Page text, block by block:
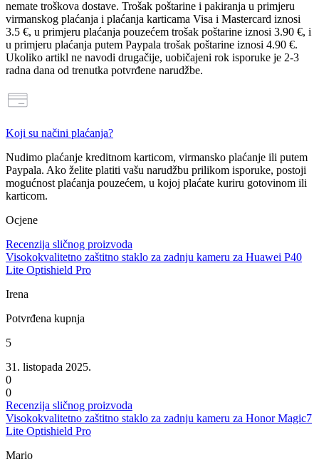
nemate troškova dostave. Trošak poštarine i pakiranja u primjeru
virmanskog plaćanja i plaćanja karticama Visa i Mastercard iznosi
3.5 €, u primjeru plaćanja pouzećem trošak poštarine iznosi 3.90 €, i
u primjeru plaćanja putem Paypala trošak poštarine iznosi 4.90 €.
Ukoliko artikl ne navodi drugačije, uobičajeni rok isporuke je 2-3
radna dana od trenutka potvrđene narudžbe.
Koji su načini plaćanja?
Nudimo plaćanje kreditnom karticom, virmansko plaćanje ili putem
Paypala. Ako želite platiti vašu narudžbu prilikom isporuke, postoji
mogućnost plaćanja pouzećem, u kojoj plaćate kuriru gotovinom ili
karticom.
Ocjene
Recenzija sličnog proizvoda
Visokokvalitetno zaštitno staklo za zadnju kameru za Huawei P40
Lite Optishield Pro
Irena
Potvrđena kupnja
5
31. listopada 2025.
0
0
Recenzija sličnog proizvoda
Visokokvalitetno zaštitno staklo za zadnju kameru za Honor Magic7
Lite Optishield Pro
Mario